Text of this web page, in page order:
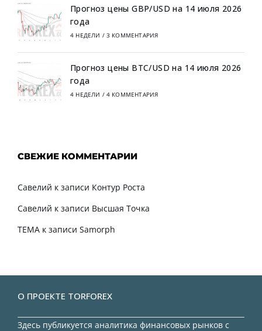
Прогноз цены GBP/USD на 14 июля 2026
года
4 НЕДЕЛИ / 3 КОММЕНТАРИЯ
Прогноз цены BTC/USD на 14 июля 2026
года
4 НЕДЕЛИ / 4 КОММЕНТАРИЯ
СВЕЖИЕ КОММЕНТАРИИ
Савелий к записи Контур Роста
Савелий к записи Высшая Точка
TEMA к записи Samorph
О ПРОЕКТЕ TORFOREX
Здесь публикуется аналитика финансовых рынков с